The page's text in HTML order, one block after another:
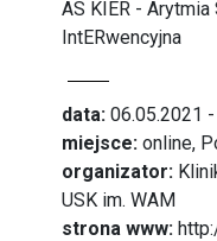
AS KIER -
IntERwencyjna
data: 06.05.2021
miejsce: online,
organizator:
USK im. WAM
strona www: